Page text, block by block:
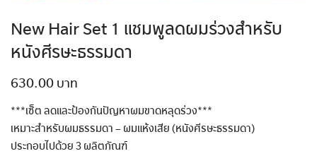
New Hair Set 1 แชมพูลดผมร่วงสำหรับ
หนังศีรษะธรรมดา
630.00
***เซ็ต ลดและป้องกันปัญหาผมขาดหลุดร่วง***
เหมาะสำหรับผมธรรมดา – ผมแห้งเสีย (หนังศีรษะธรรมดา)
ประกอบไปด้วย 3 ผลิตภัณฑ์